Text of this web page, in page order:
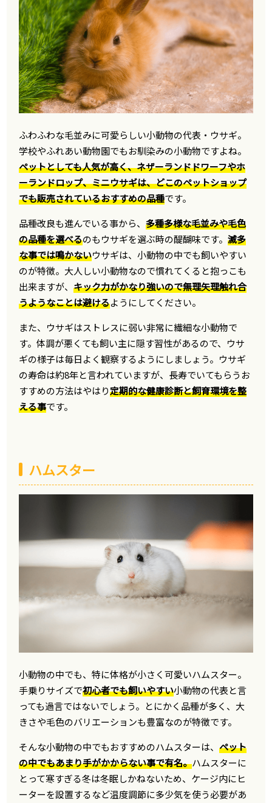
ふわふわな毛並みに可愛らしい小動物の代表・ウサギ。
学校やふれあい動物園でもお馴染みの小動物ですよね。
ペットとしても人気が高く、ネザーランドドワーフやホ
ーランドロップ、ミニウサギは、どこのペットショップ
でも販売されているおすすめの品種です。
品種改良も進んでいる事から、多種多様な毛並みや毛色
の品種を選べるのもウサギを選ぶ時の醍醐味です。滅多
な事では鳴かないウサギは、小動物の中でも飼いやすい
のが特徴。大人しい小動物なので慣れてくると抱っこも
出来ますが、キック力がかなり強いので無理矢理触れ合
うようなことは避けるようにしてください。
また、ウサギはストレスに弱い非常に繊細な小動物で
す。体調が悪くても飼い主に隠す習性があるので、ウサ
ギの様子は毎日よく観察するようにしましょう。ウサギ
の寿命は約8年と言われていますが、長寿でいてもらうお
すすめの方法はやはり定期的な健康診断と飼育環境を整
える事です。
ハムスター
小動物の中でも、特に体格が小さく可愛いハムスター。
手乗りサイズで初心者でも飼いやすい小動物の代表と言
っても過言ではないでしょう。とにかく品種が多く、大
きさや毛色のバリエーションも豊富なのが特徴です。
そんな小動物の中でもおすすめのハムスターは、ペット
の中でもあまり手がかからない事で有名。ハムスターに
とって寒すぎる冬は冬眠しかねないため、ケージ内にヒ
ーターを設置するなど温度調節に多少気を使う必要があ